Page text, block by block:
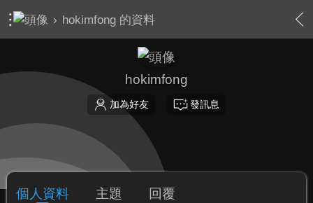
› hokimfong 的資料
hokimfong
加為好友 發訊息
個人資料 主題 回覆